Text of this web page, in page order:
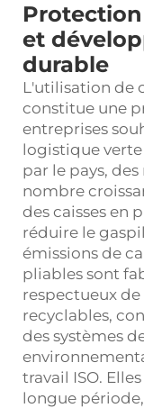
et
durable
L'utilisation de
constitue une
entreprises
logistique
par le pays,
nombre
des caisses en
réduire le
émissions de
pliables sont
respectueux
recyclables,
des systèmes
travail ISO.
longue